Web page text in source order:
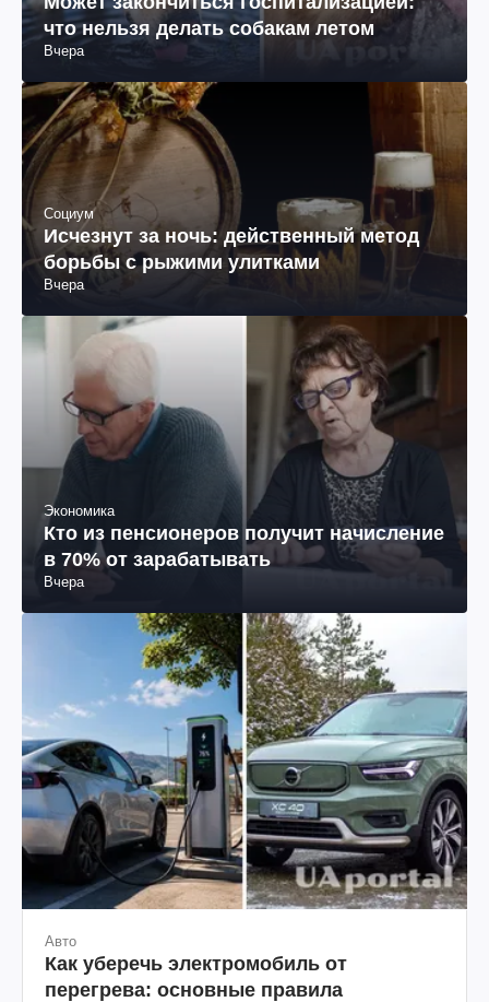
что нельзя делать собакам летом
Вчера
Социум
Исчезнут за ночь: действенный метод
борьбы с рыжими улитками
Вчера
Экономика
Кто из пенсионеров получит начисление
в 70% от зарабатывать
Вчера
Авто
Как уберечь электромобиль от
перегрева: основные правила